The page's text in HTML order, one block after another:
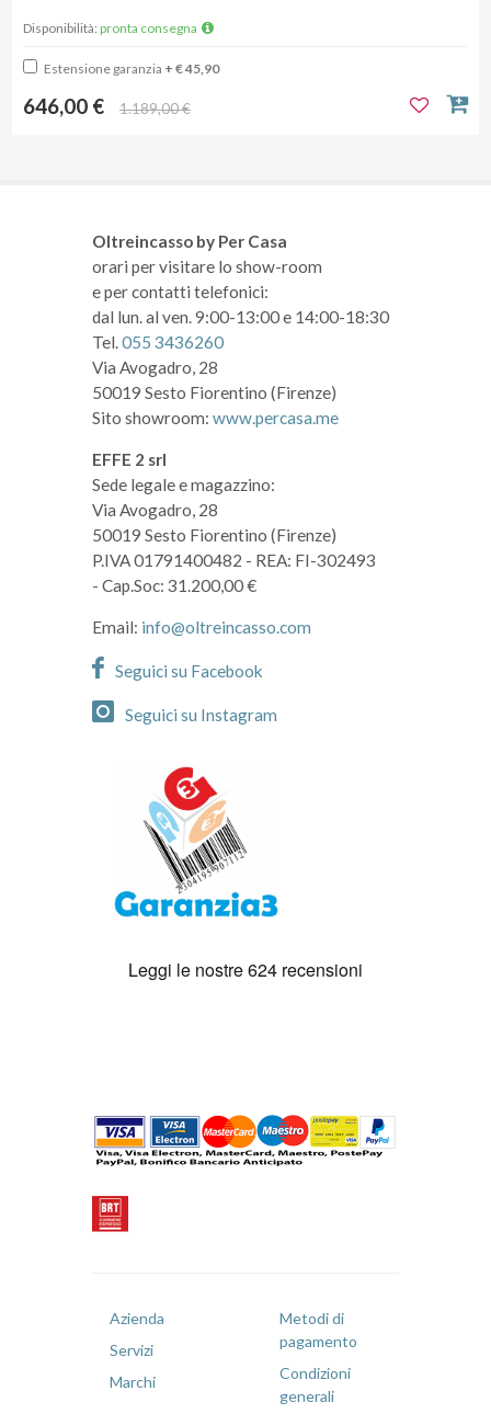
Disponibilità: pronta consegna
Estensione garanzia + € 45,90
646,00 € 1.189,00 €
Oltreincasso by Per Casa
orari per visitare lo show-room
e per contatti telefonici:
dal lun. al ven. 9:00-13:00 e 14:00-18:30
Tel.055 3436260
Via Avogadro, 28
50019 Sesto Fiorentino (Firenze)
Sito showroom: www.percasa.me
EFFE 2 srl
Sede legale e magazzino:
Via Avogadro, 28
50019 Sesto Fiorentino (Firenze)
P.IVA 01791400482 - REA: FI-302493
- Cap.Soc: 31.200,00 €
Email: info@oltreincasso.com
Seguici su Facebook
Seguici su Instagram
Azienda
Servizi
Marchi
Metodi di
pagamento
Condizioni
generali